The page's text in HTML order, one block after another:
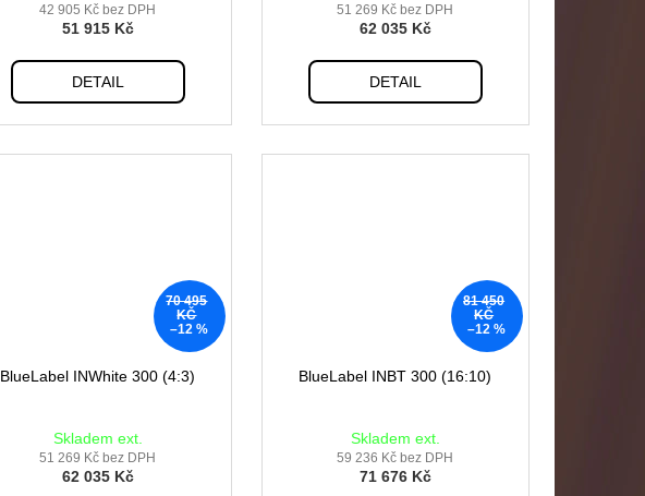
42 905 Kč bez DPH
51 915 Kč
DETAIL
51 269 Kč bez DPH
62 035 Kč
DETAIL
70 495
KČ
–12 %
BlueLabel INWhite 300 (4:3)
Skladem ext.
51 269 Kč bez DPH
62 035 Kč
81 450
KČ
–12 %
BlueLabel INBT 300 (16:10)
Skladem ext.
59 236 Kč bez DPH
71 676 Kč